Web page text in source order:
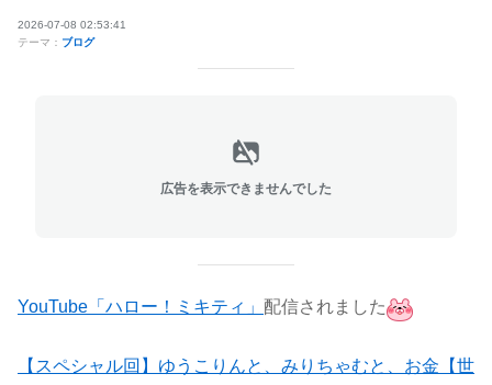
2026-07-08 02:53:41
テーマ： ブログ
広告を表示できませんでした
YouTube「ハロー！ミキティ」 配信されました
【スペシャル回】ゆうこりんと、みりちゃむと、お金【世